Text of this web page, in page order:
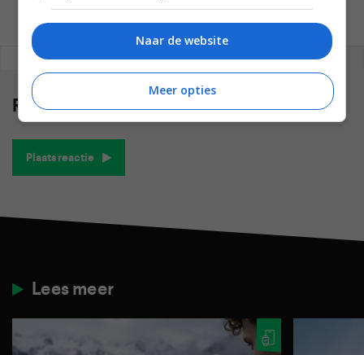
REAGEREN REACTIES (0)
Reacties(0)
Plaats reactie
Lees meer
Naar de website
Meer opties